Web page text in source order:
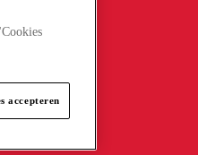
accepteren